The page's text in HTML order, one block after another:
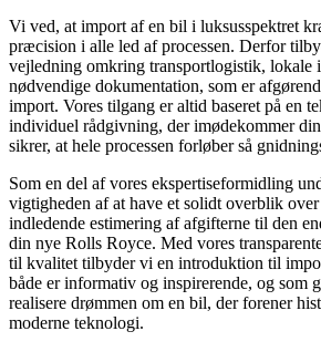
Vi ved, at import af en bil i luksusspektret
præcision i alle led af processen. Derfor
vejledning omkring transportlogistik, lokale
nødvendige dokumentation, som er
import. Vores tilgang er altid baseret på en
individuel rådgivning, der imødekommer
sikrer, at hele processen forløber så
Som en del af vores ekspertiseformidling
vigtigheden af at have et solidt overblik
indledende estimering af afgifterne til den
din nye Rolls Royce. Med vores
til kvalitet tilbyder vi en introduktion til
både er informativ og inspirerende, og som
realisere drømmen om en bil, der forener
moderne teknologi.